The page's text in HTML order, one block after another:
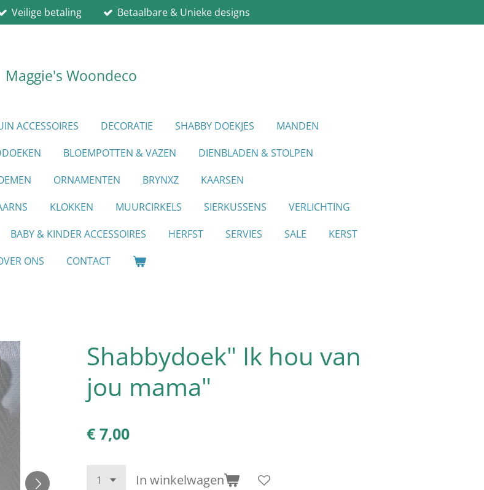
Veilige betaling Betaalbare & Unieke designs
Maggie's Woondeco
ACCESSOIRES DECORATIE SHABBY DOEKJES
MANDEN
BLOEMPOTTEN & VAZEN
DIENBLADEN & STOLPEN
ORNAMENTEN BRYNXZ
KAARSEN
KLOKKEN MUURCIRKELS SIERKUSSENS
VERLICHTING
BABY & KINDER ACCESSOIRES HERFST SERVIES SALE
KERST
ONS
CONTACT
Shabbydoek" Ik hou van
jou mama"
€ 7,00
In winkelwagen